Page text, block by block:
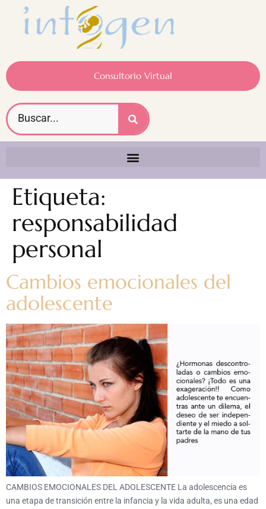
Consultorio Virtual
Etiqueta:
responsabilidad
personal
Cambios emocionales del
adolescente
CAMBIOS EMOCIONALES DEL ADOLESCENTE La adolescencia es
una etapa de transición entre la infancia y la vida adulta, es una edad